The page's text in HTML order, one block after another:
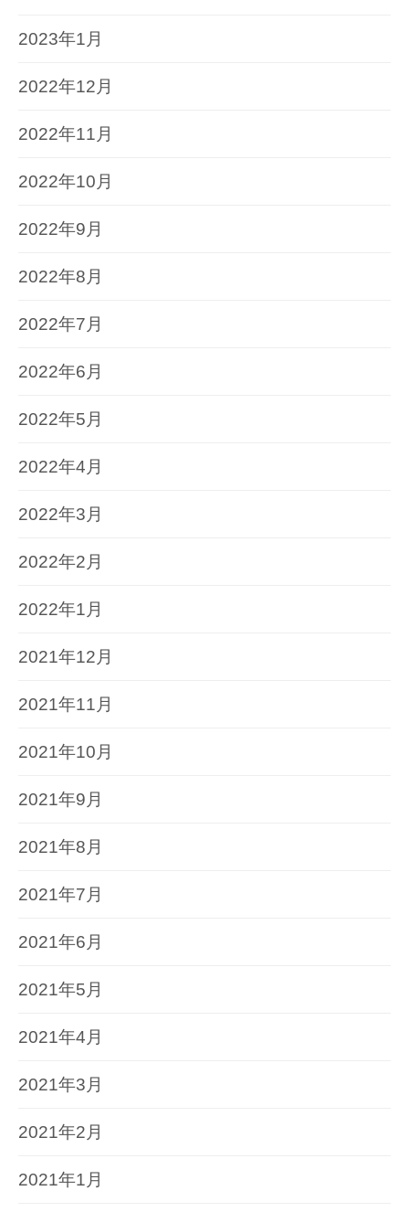
2023年1月
2022年12月
2022年11月
2022年10月
2022年9月
2022年8月
2022年7月
2022年6月
2022年5月
2022年4月
2022年3月
2022年2月
2022年1月
2021年12月
2021年11月
2021年10月
2021年9月
2021年8月
2021年7月
2021年6月
2021年5月
2021年4月
2021年3月
2021年2月
2021年1月